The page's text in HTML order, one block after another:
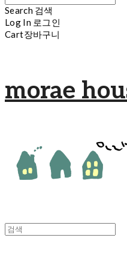
Search 검색
Log In 로그인
Cart장바구니
morae